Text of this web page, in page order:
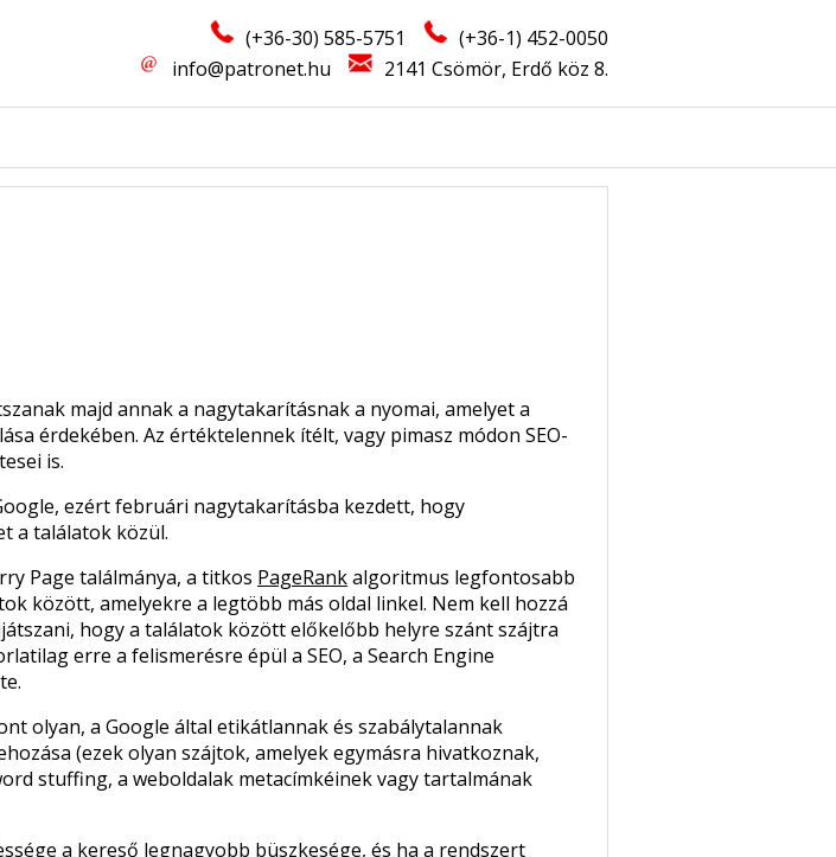
(+36-30) 585-5751
(+36-1) 452-0050
info@patronet.hu
2141 Csömör, Erdő köz 8.
majd annak a nagytakarításnak a nyomai, amelyet a
érdekében. Az értéktelennek ítélt, vagy pimasz módon SEO-
is.
ezért februári nagytakarításba kezdett, hogy
a találatok közül.
Page találmánya, a titkos PageRankalgoritmus legfontosabb
között, amelyekre a legtöbb más oldal linkel. Nem kell hozzá
hogy a találatok között előkelőbb helyre szánt szájtra
erre a felismerésre épül a SEO, a Search Engine
olyan, a Google által etikátlannak és szabálytalannak
(ezek olyan szájtok, amelyek egymásra hivatkoznak,
stuffing, a weboldalak metacímkéinek vagy tartalmának
a kereső legnagyobb büszkesége, és ha a rendszert